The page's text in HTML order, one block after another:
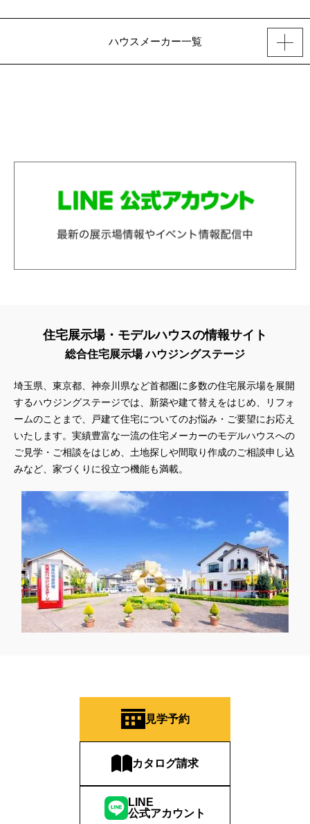
ハウスメーカー一覧
住宅展示場・モデルハウスの情報サイト
総合住宅展示場 ハウジングステージ
埼玉県、東京都、神奈川県など首都圏に多数の住宅展示場を展開
するハウジングステージでは、新築や建て替えをはじめ、リフォ
ームのことまで、戸建て住宅についてのお悩み・ご要望にお応え
いたします。実績豊富な一流の住宅メーカーのモデルハウスへの
ご見学・ご相談をはじめ、土地探しや間取り作成のご相談申し込
みなど、家づくりに役立つ機能も満載。
見学予約
カタログ請求
LINE
公式アカウント